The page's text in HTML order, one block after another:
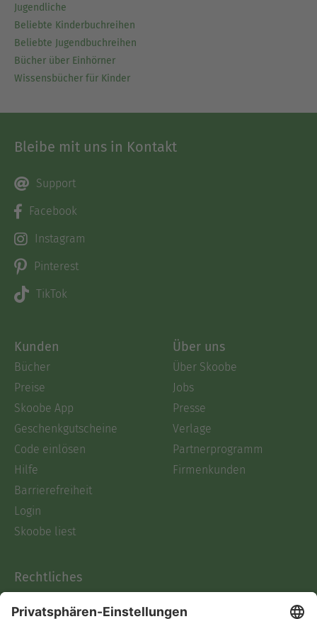
Jugendliche
Beliebte Kinderbuchreihen
Beliebte Jugendbuchreihen
Bücher über Einhörner
Wissensbücher für Kinder
Bleibe mit uns in Kontakt
Support
Facebook
Instagram
Pinterest
TikTok
Kunden
Bücher
Preise
Skoobe App
Geschenkgutscheine
Code einlösen
Hilfe
Barrierefreiheit
Login
Skoobe liest
Über uns
Über Skoobe
Jobs
Presse
Verlage
Partnerprogramm
Firmenkunden
Rechtliches